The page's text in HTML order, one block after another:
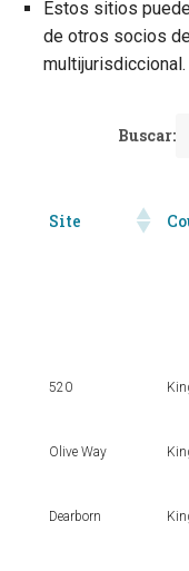
Estos sitios
de otros socios
multijurisdiccional.
Buscar:
Site
520
Olive Way
Dearborn